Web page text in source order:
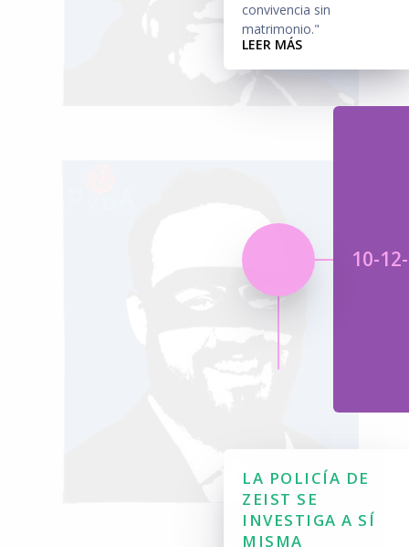
convivencia sin
matrimonio."
LEER MÁS
10-
LA POLICÍA DE
ZEIST SE
INVESTIGA A SÍ
MISMA